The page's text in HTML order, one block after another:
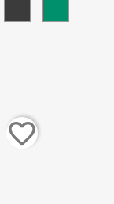
Yeşili
favorite_border